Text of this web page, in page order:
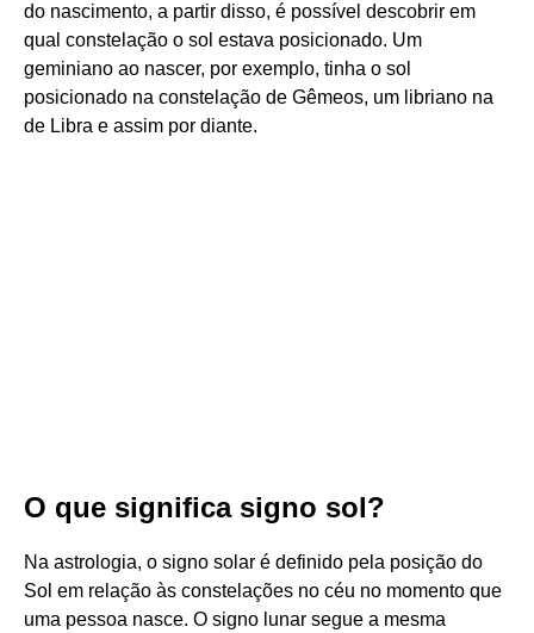
do nascimento, a partir disso, é possível descobrir em
qual constelação o sol estava posicionado. Um
geminiano ao nascer, por exemplo, tinha o sol
posicionado na constelação de Gêmeos, um libriano na
de Libra e assim por diante.
O que significa signo sol?
Na astrologia, o signo solar é definido pela posição do
Sol em relação às constelações no céu no momento que
uma pessoa nasce. O signo lunar segue a mesma